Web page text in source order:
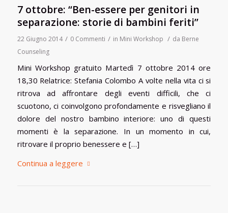
7 ottobre: “Ben-essere per genitori in
separazione: storie di bambini feriti”
22 Giugno 2014 / 0 Commenti / in Mini Workshop / da Berne
Counseling
Mini Workshop gratuito Martedì 7 ottobre 2014 ore
18,30 Relatrice: Stefania Colombo A volte nella vita ci si
ritrova ad affrontare degli eventi difficili, che ci
scuotono, ci coinvolgono profondamente e risvegliano il
dolore del nostro bambino interiore: uno di questi
momenti è la separazione. In un momento in cui,
ritrovare il proprio benessere e […]
Continua a leggere